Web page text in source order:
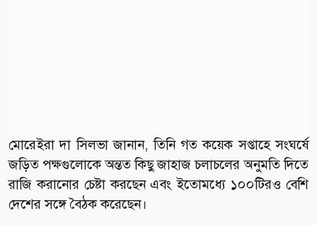
মোরেইরা দা সিলভা জানান, তিনি গত কয়েক সপ্তাহে সংঘর্ষে
জড়িত পক্ষগুলোকে অন্তত কিছু জাহাজ চলাচলের অনুমতি দিতে
রাজি করানোর চেষ্টা করছেন এবং ইতোমধ্যে ১০০টিরও বেশি
দেশের সঙ্গে বৈঠক করেছেন।